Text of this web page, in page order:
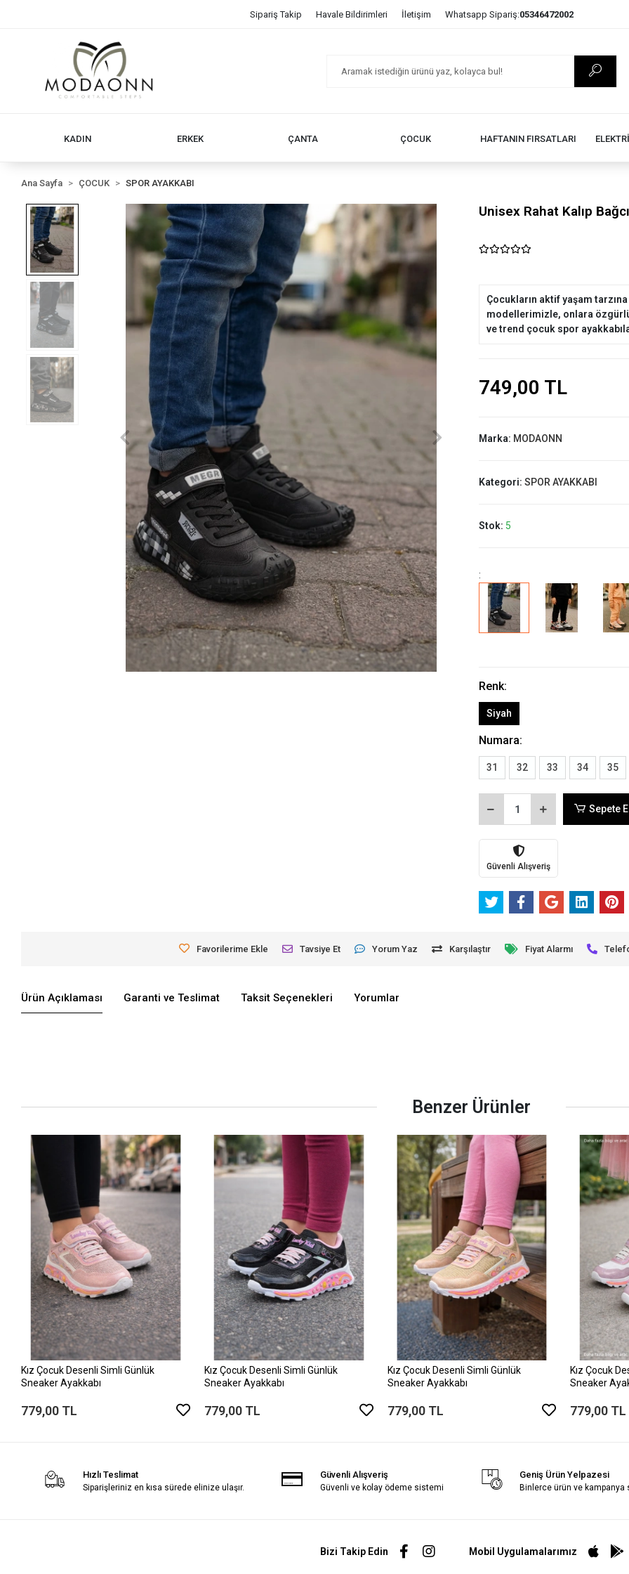
Sipariş Takip Havale Bildirimleri İletişim Whatsapp Sipariş:05346472002
KADIN ERKEK ÇANTA ÇOCUK HAFTANIN FIRSATLARI
Ana Sayfa ÇOCUK SPOR AYAKKABI
Unisex Rahat Kalıp
Çocukların aktif yaşam
modellerimizle, onlara
ve trend çocuk spor
749,00 TL
Marka: MODAONN
Kategori: SPOR AYAKKABI
Stok: 5
:
Renk:
Siyah
Numara:
31 32 33 34 35
Sepete
Güvenli Alışveriş
Favorilerime Ekle Tavsiye Et Yorum Yaz Karşılaştır Fiyat Alarmı
Ürün Açıklaması Garanti ve Teslimat Taksit Seçenekleri Yorumlar
Benzer Ürünler
Kız Çocuk Desenli Simli Günlük
Sneaker Ayakkabı
779,00 TL
Kız Çocuk Desenli Simli Günlük
Sneaker Ayakkabı
779,00 TL
Kız Çocuk Desenli Simli Günlük
Sneaker Ayakkabı
779,00 TL
Kız Çocuk
Sneaker
779,00 TL
Hızlı Teslimat
Siparişleriniz en kısa sürede elinize ulaşır.
Güvenli Alışveriş
Güvenli ve kolay ödeme sistemi
Geniş Ürün Yelpazesi
Binlerce ürün ve kampanya
Bizi Takip Edin Mobil Uygulamalarımız